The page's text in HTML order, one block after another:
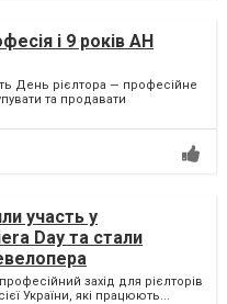
і 9 років АН
День рієлтора — професійне
та продавати
участь у
Day та стали
захід для рієлторів
України, які працюють...